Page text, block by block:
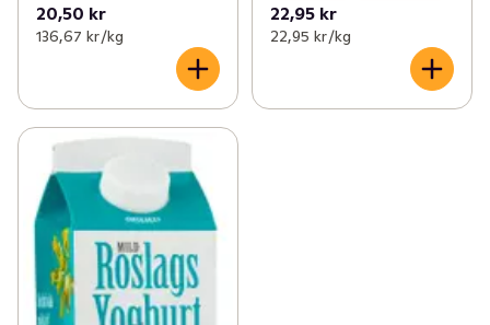
20,50 kr
136,67 kr /kg
22,95 kr
22,95 kr /kg